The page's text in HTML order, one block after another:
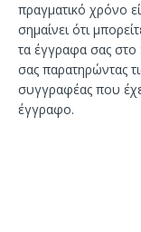
πραγματικό χρόνο
σημαίνει ότι
τα έγγραφα σας στο
σας παρατηρώντας
συγγραφέας που
έγγραφο.